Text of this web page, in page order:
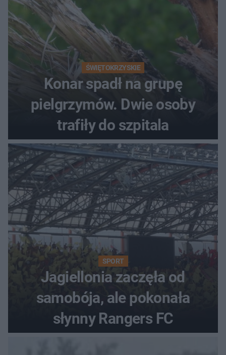
ŚWIĘTOKRZYSKIE
Konar spadł na grupę
pielgrzymów. Dwie osoby
trafiły do szpitala
SPORT
Jagiellonia zaczęła od
samobója, ale pokonała
słynny Rangers FC